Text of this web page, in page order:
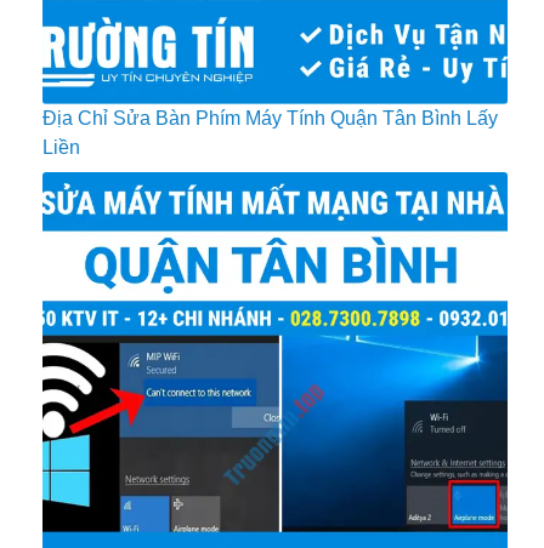
Địa Chỉ Sửa Bàn Phím Máy Tính Quận Tân Bình Lấy
Liền